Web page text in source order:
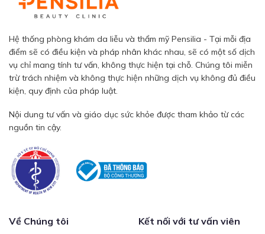
Hệ thống phòng khám da liễu và thẩm mỹ Pensilia - Tại mỗi địa
điểm sẽ có điều kiện và pháp nhân khác nhau, sẽ có một số dịch
vụ chỉ mang tính tư vấn, không thực hiện tại chỗ. Chúng tôi miễn
trừ trách nhiệm và không thực hiện những dịch vụ không đủ điều
kiện, quy định của pháp luật.
Nội dung tư vấn và giáo dục sức khỏe được tham khảo từ các
nguồn tin cậy.
Về Chúng tôi Kết nối với tư vấn viên